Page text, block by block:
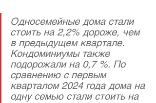
Односемейные дома стали
стоить на 2,2% дороже, чем
в предыдущем квартале.
Кондоминиумы также
подорожали на 0,7 %. По
сравнению с первым
кварталом 2024 года дома на
одну семью стали стоить на